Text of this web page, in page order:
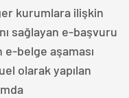
kurumlara ilişkin
sağlayan e-başvuru
belge aşaması
olarak yapılan